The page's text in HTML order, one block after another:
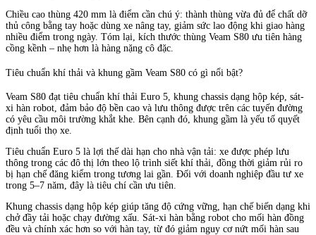
Chiều cao thùng 420 mm là điểm cần chú ý: thành thùng vừa đủ để chất dỡ
thủ công bằng tay hoặc dùng xe nâng tay, giảm sức lao động khi giao hàng
nhiều điểm trong ngày. Tóm lại, kích thước thùng Veam S80 ưu tiên hàng
cồng kềnh – nhẹ hơn là hàng nặng cô đặc.
Tiêu chuẩn khí thải và khung gầm Veam S80 có gì nổi bật?
Veam S80 đạt tiêu chuẩn khí thải Euro 5, khung chassis dạng hộp kép, sát-
xi hàn robot, đảm bảo độ bền cao và lưu thông được trên các tuyến đường
có yêu cầu môi trường khắt khe. Bên cạnh đó, khung gầm là yếu tố quyết
định tuổi thọ xe.
Tiêu chuẩn Euro 5 là lợi thế dài hạn cho nhà vận tải: xe được phép lưu
thông trong các đô thị lớn theo lộ trình siết khí thải, đồng thời giảm rủi ro
bị hạn chế đăng kiểm trong tương lai gần. Đối với doanh nghiệp đầu tư xe
trong 5–7 năm, đây là tiêu chí cần ưu tiên.
Khung chassis dạng hộp kép giúp tăng độ cứng vững, hạn chế biến dạng khi
chở đầy tải hoặc chạy đường xấu. Sát-xi hàn bằng robot cho mối hàn đồng
đều và chính xác hơn so với hàn tay, từ đó giảm nguy cơ nứt mối hàn sau